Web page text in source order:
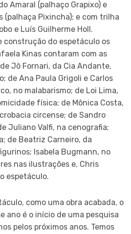
Amaral (palhaço Grapixo) e
(palhaça Pixincha); e com trilha
e Luís Guilherme Holl.
construção do espetáculo os
Kinas contaram com as
Jô Fornari, da Cia Andante,
de Ana Paula Grigoli e Carlos
no malabarismo; de Loi Lima,
física; de Mônica Costa,
circense; de Sandro
Juliano Valfi, na cenografia;
de Beatriz Carneiro, da
Isabela Bugmann, no
nas ilustrações e, Chris
espetáculo.
como uma obra acabada, o
ano é o início de uma pesquisa
pelos próximos anos. Temos